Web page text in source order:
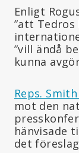
Enligt
”att
”vill ändå
kunna
Reps.
mot den
hänvisade
det